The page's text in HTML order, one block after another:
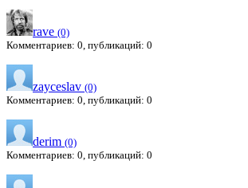
rave (0)
Комментариев: 0, публикаций: 0
zayceslav (0)
Комментариев: 0, публикаций: 0
derim (0)
Комментариев: 0, публикаций: 0